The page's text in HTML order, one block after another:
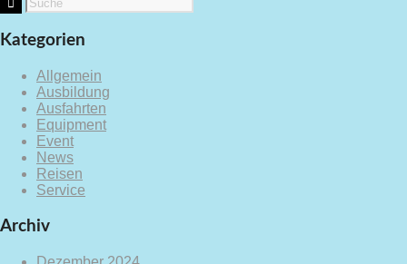
Kategorien
Allgemein
Ausbildung
Ausfahrten
Equipment
Event
News
Reisen
Service
Archiv